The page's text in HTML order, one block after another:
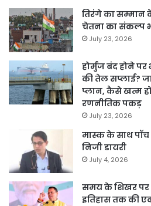
तिरंगे का सम्मान
चेतना का संकल्प
July 23, 2026
होर्मुज बंद होने
की तेल सप्लाई?
प्लान, कैसे खत्म
रणनीतिक पकड़
July 23, 2026
मास्क के साथ
निजी डायरी
July 4, 2026
समय के शिखर पर
इतिहास तक की एक